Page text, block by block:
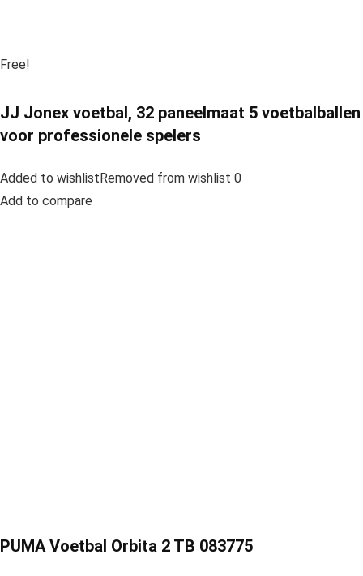
Free!
JJ Jonex voetbal, 32 paneelmaat 5 voetbalballen
voor professionele spelers
Added to wishlistRemoved from wishlist 0
Add to compare
PUMA Voetbal Orbita 2 TB 083775